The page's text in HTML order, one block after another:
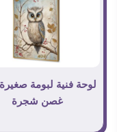
لوحة فنية لبومة
غصن شجرة